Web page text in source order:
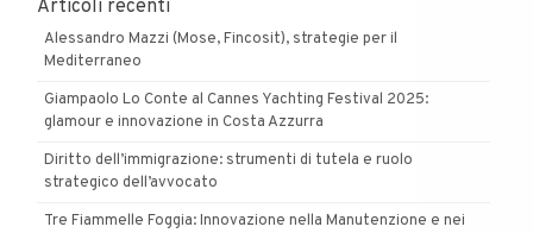
Articoli recenti
Alessandro Mazzi (Mose, Fincosit), strategie per il
Mediterraneo
Giampaolo Lo Conte al Cannes Yachting Festival 2025:
glamour e innovazione in Costa Azzurra
Diritto dell’immigrazione: strumenti di tutela e ruolo
strategico dell’avvocato
Tre Fiammelle Foggia: Innovazione nella Manutenzione e nei